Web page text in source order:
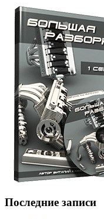
Последние записи